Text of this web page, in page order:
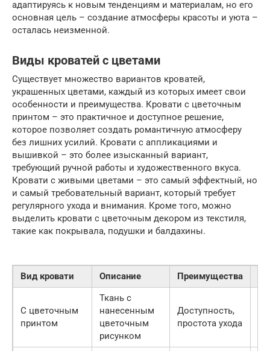
адаптируясь к новым тенденциям и материалам, но его
основная цель – создание атмосферы красоты и уюта –
осталась неизменной.
Виды кроватей с цветами
Существует множество вариантов кроватей,
украшенных цветами, каждый из которых имеет свои
особенности и преимущества. Кровати с цветочным
принтом – это практичное и доступное решение,
которое позволяет создать романтичную атмосферу
без лишних усилий. Кровати с аппликациями и
вышивкой – это более изысканный вариант,
требующий ручной работы и художественного вкуса.
Кровати с живыми цветами – это самый эффектный, но
и самый требовательный вариант, который требует
регулярного ухода и внимания. Кроме того, можно
выделить кровати с цветочным декором из текстиля,
такие как покрывала, подушки и балдахины.
Вид кровати Описание Преимущества
С цветочным
принтом
Ткань с
нанесенным
цветочным
рисунком
Доступность,
простота ухода